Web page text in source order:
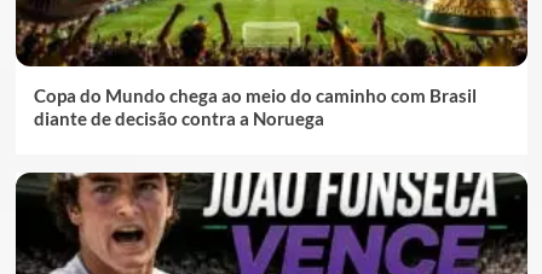
Copa do Mundo chega ao meio do caminho com Brasil
diante de decisão contra a Noruega